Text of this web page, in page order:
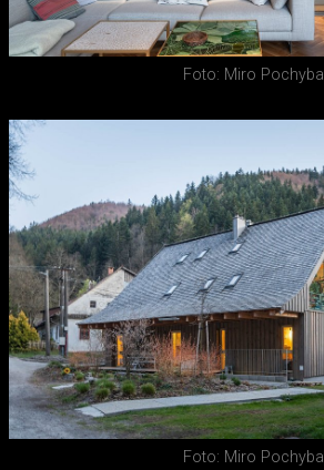
Foto: Miro Pochyba
Foto: Miro Pochyba